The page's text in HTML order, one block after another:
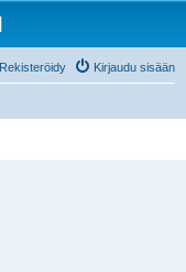
Kirjaudu sisään
Rekisteröidy